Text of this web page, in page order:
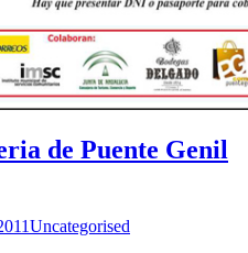
de Puente Genil
Uncategorised